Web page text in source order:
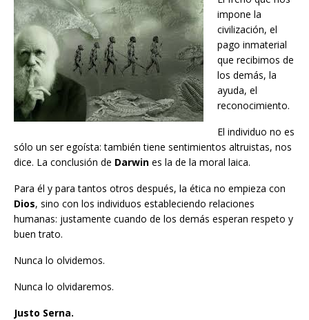
impone la
civilización, el
pago inmaterial
que recibimos de
los demás, la
ayuda, el
reconocimiento.
El individuo no es
sólo un ser egoísta: también tiene sentimientos altruistas, nos
dice. La conclusión de Darwin es la de la moral laica.
Para él y para tantos otros después, la ética no empieza con
Dios, sino con los individuos estableciendo relaciones
humanas: justamente cuando de los demás esperan respeto y
buen trato.
Nunca lo olvidemos.
Nunca lo olvidaremos.
Justo Serna.